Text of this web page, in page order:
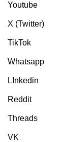
Youtube
X (Twitter)
TikTok
Whatsapp
LInkedin
Reddit
Threads
VK